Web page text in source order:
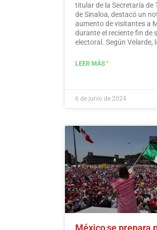
titular de la Secretaría de
de Sinaloa, destacó un
aumento de visitantes a
durante el reciente fin de
electoral. Según Velarde,
significativo en los niveles
que demostraron un
democrático.Leer más
LEER MÁS "
6 de junio de 2024